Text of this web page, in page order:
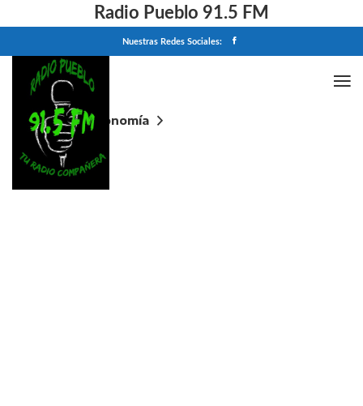
Radio Pueblo 91.5 FM
Nuestras Redes Sociales:
Home
Economía
Trump no tiene paz, Wall Street no se hace
problema y continúa acumulando récords en un rally
vibrante